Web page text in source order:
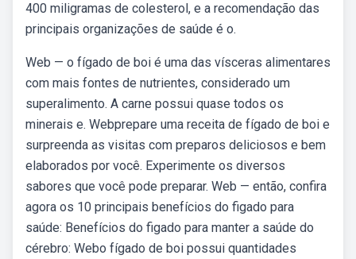
400 miligramas de colesterol, e a recomendação das
principais organizações de saúde é o.
Web — o fígado de boi é uma das vísceras alimentares
com mais fontes de nutrientes, considerado um
superalimento. A carne possui quase todos os
minerais e. Webprepare uma receita de fígado de boi e
surpreenda as visitas com preparos deliciosos e bem
elaborados por você. Experimente os diversos
sabores que você pode preparar. Web — então, confira
agora os 10 principais benefícios do figado para
saúde: Benefícios do figado para manter a saúde do
cérebro: Webo fígado de boi possui quantidades